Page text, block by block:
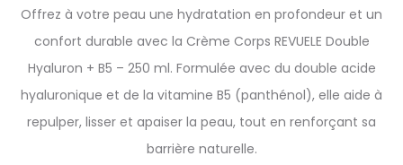
Offrez à votre peau une hydratation en profondeur et un
confort durable avec la Crème Corps REVUELE Double
Hyaluron + B5 – 250 ml. Formulée avec du double acide
hyaluronique et de la vitamine B5 (panthénol), elle aide à
repulper, lisser et apaiser la peau, tout en renforçant sa
barrière naturelle.